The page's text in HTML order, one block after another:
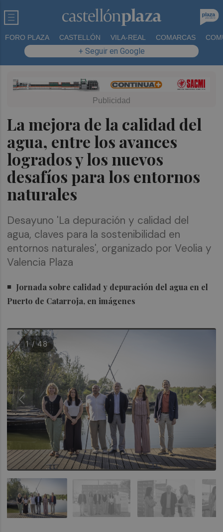
FORO PLAZA CASTELLÓN VILA-REAL COMARCAS
+ Seguir en Google
La mejora de la calidad del
agua, entre los avances
logrados y los nuevos
desafíos para los entornos
naturales
Desayuno 'La depuración y calidad del
agua, claves para la sostenibilidad en
entornos naturales', organizado por Veolia y
Valencia Plaza
Jornada sobre calidad y depuración del agua en el
Puerto de Catarroja, en imágenes
1 / 48